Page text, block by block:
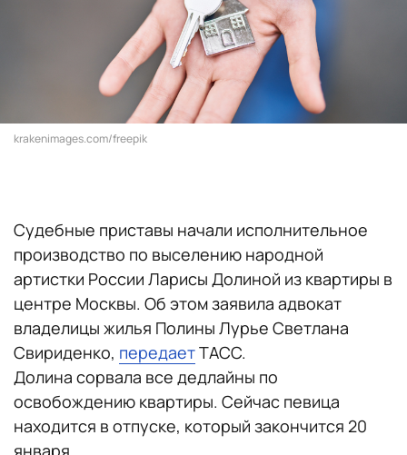
krakenimages.com/freepik
Судебные приставы начали исполнительное
производство по выселению народной
артистки России Ларисы Долиной из квартиры в
центре Москвы. Об этом заявила адвокат
владелицы жилья Полины Лурье Светлана
Свириденко, передаетТАСС.
Долина сорвала все дедлайны по
освобождению квартиры. Сейчас певица
находится в отпуске, который закончится 20
января.